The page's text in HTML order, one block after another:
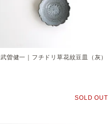
武曽健一｜フチドリ草花紋豆皿（灰）
SOLD OUT